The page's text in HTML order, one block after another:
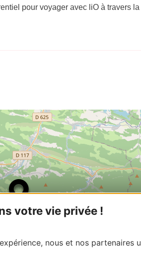
votre vie privée !
nous et nos partenaires
pour voyager avec liO à travers la